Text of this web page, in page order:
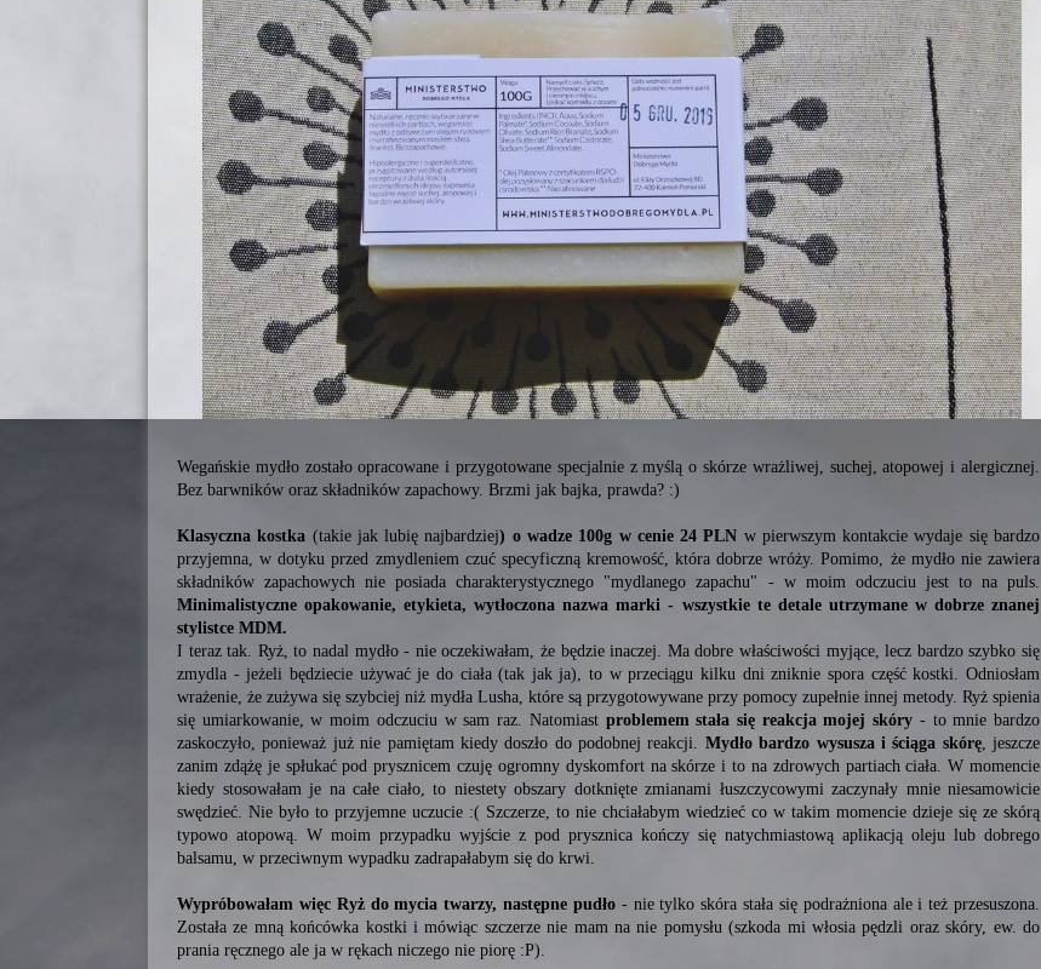
Wegańskie mydło zostało opracowane i przygotowane specjalnie z myślą o skórze wrażliwej, suchej, atopowej i alergicznej.
Bez barwników oraz składników zapachowy. Brzmi jak bajka, prawda? :)
Klasyczna kostka (takie jak lubię najbardziej) o wadze 100g w cenie 24 PLN w pierwszym kontakcie wydaje się bardzo
przyjemna, w dotyku przed zmydleniem czuć specyficzną kremowość, która dobrze wróży. Pomimo, że mydło nie zawiera
składników zapachowych nie posiada charakterystycznego "mydlanego zapachu" - w moim odczuciu jest to na puls.
Minimalistyczne opakowanie, etykieta, wytłoczona nazwa marki - wszystkie te detale utrzymane w dobrze znanej
stylistce MDM.
I teraz tak. Ryż, to nadal mydło - nie oczekiwałam, że będzie inaczej. Ma dobre właściwości myjące, lecz bardzo szybko się
zmydla - jeżeli będziecie używać je do ciała (tak jak ja), to w przeciągu kilku dni zniknie spora część kostki. Odniosłam
wrażenie, że zużywa się szybciej niż mydła Lusha, które są przygotowywane przy pomocy zupełnie innej metody. Ryż spienia
się umiarkowanie, w moim odczuciu w sam raz. Natomiast problemem stała się reakcja mojej skóry - to mnie bardzo
zaskoczyło, ponieważ już nie pamiętam kiedy doszło do podobnej reakcji. Mydło bardzo wysusza i ściąga skórę, jeszcze
zanim zdążę je spłukać pod prysznicem czuję ogromny dyskomfort na skórze i to na zdrowych partiach ciała. W momencie
kiedy stosowałam je na całe ciało, to niestety obszary dotknięte zmianami łuszczycowymi zaczynały mnie niesamowicie
swędzieć. Nie było to przyjemne uczucie :( Szczerze, to nie chciałabym wiedzieć co w takim momencie dzieje się ze skórą
typowo atopową. W moim przypadku wyjście z pod prysznica kończy się natychmiastową aplikacją oleju lub dobrego
balsamu, w przeciwnym wypadku zadrapałabym się do krwi.
Wypróbowałam więc Ryż do mycia twarzy, następne pudło- nie tylko skóra stała się podrażniona ale i też przesuszona.
Została ze mną końcówka kostki i mówiąc szczerze nie mam na nie pomysłu (szkoda mi włosia pędzli oraz skóry, ew. do
prania ręcznego ale ja w rękach niczego nie piorę :P).